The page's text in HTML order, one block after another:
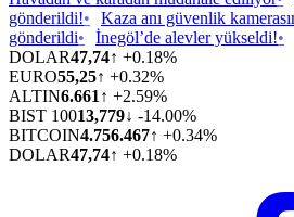
gönderildi!• Kaza anı güvenlik
gönderildi• İnegöl’de alevler yükseldi!•
DOLAR47,74↑ +0.18%
EURO55,25↑ +0.32%
ALTIN6.661 ↑ +2.59%
BIST 10013,779↓ -14.00%
BITCOIN4.756.467↑ +0.34%
DOLAR47,74↑ +0.18%